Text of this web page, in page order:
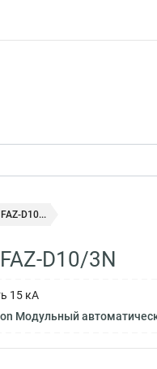
D10...
D10/3N
15 кА
Модульный